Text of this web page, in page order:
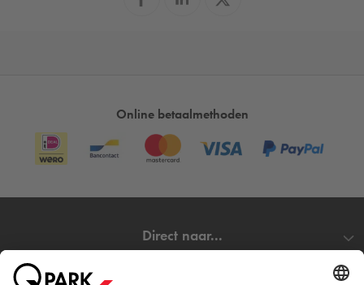
Online betaalmethoden
Direct naar...